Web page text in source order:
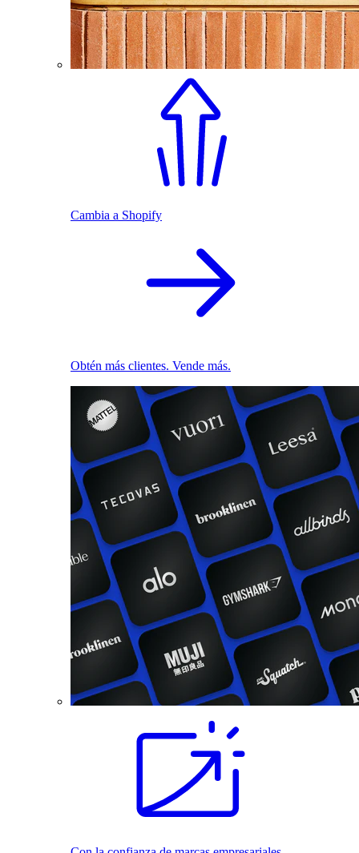
Cambia a Shopify
Obtén más clientes. Vende más.